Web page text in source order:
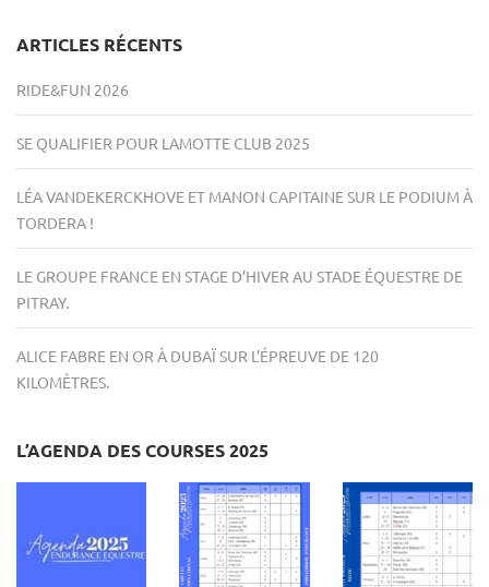
ARTICLES RÉCENTS
RIDE&FUN 2026
SE QUALIFIER POUR LAMOTTE CLUB 2025
LÉA VANDEKERCKHOVE ET MANON CAPITAINE SUR LE PODIUM À
TORDERA !
LE GROUPE FRANCE EN STAGE D’HIVER AU STADE ÉQUESTRE DE
PITRAY.
ALICE FABRE EN OR À DUBAÏ SUR L’ÉPREUVE DE 120
KILOMÈTRES.
L’AGENDA DES COURSES 2025